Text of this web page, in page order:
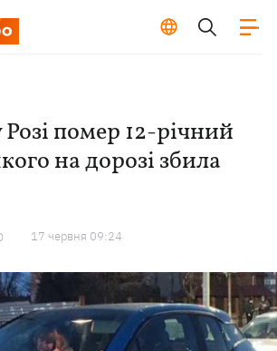
помер 12-річний
на дорозі збила
17 червня 09:24